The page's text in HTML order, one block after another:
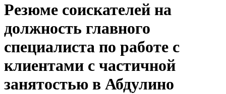
Резюме соискателей на
должность главного
специалиста по работе с
клиентами с частичной
занятостью в Абдулино